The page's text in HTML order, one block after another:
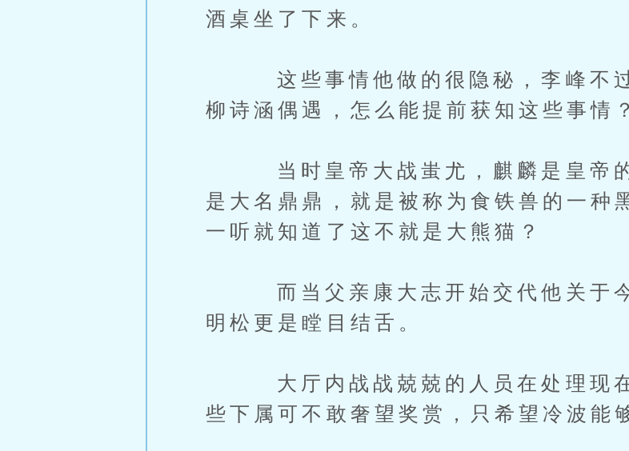
酒桌坐了下来。
这些事情他做的很隐秘，李峰不过
柳诗涵偶遇，怎么能提前获知这些事情？
当时皇帝大战蚩尤，麒麟是皇帝的
是大名鼎鼎，就是被称为食铁兽的一种
一听就知道了这不就是大熊猫？
而当父亲康大志开始交代他关于今
明松更是瞠目结舌。
大厅内战战兢兢的人员在处理现在
些下属可不敢奢望奖赏，只希望冷波能